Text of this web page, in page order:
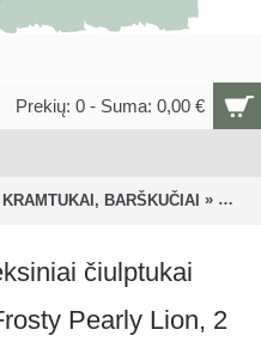
Prekių: 0 - Suma: 0,00 €
BARŠKUČIAI »
čiulptukai
Pearly Lion, 2